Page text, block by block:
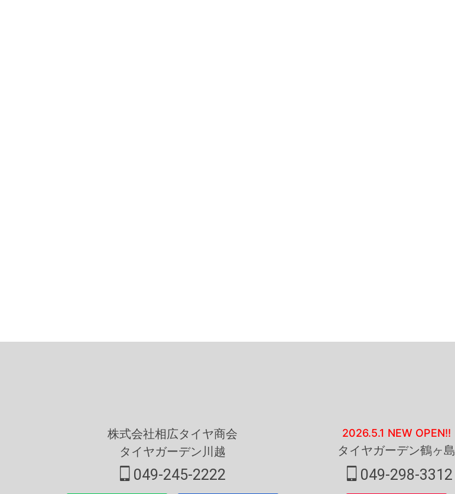
2026.5.1 NEW OPEN!!
タイヤガーデン鶴ヶ島
049-298-3312
株式会社相広タイヤ商会
タイヤガーデン川越
049-245-2222